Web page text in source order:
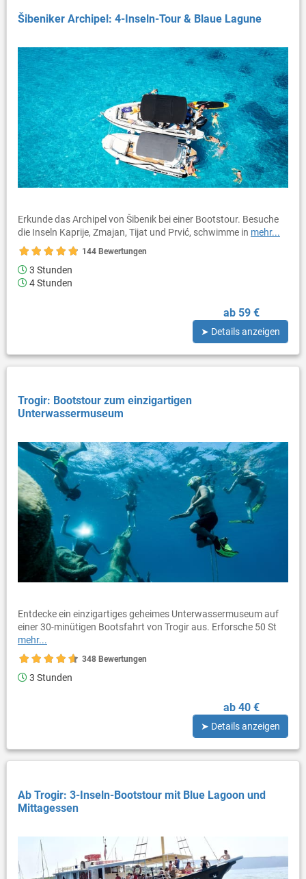
Šibeniker Archipel: 4-Inseln-Tour & Blaue Lagune
Erkunde das Archipel von Šibenik bei einer Bootstour. Besuche
die Inseln Kaprije, Zmajan, Tijat und Prvić, schwimme in mehr...
144 Bewertungen
3 Stunden
4 Stunden
ab 59 €
➤ Details anzeigen
Trogir: Bootstour zum einzigartigen
Unterwassermuseum
Entdecke ein einzigartiges geheimes Unterwassermuseum auf
einer 30-minütigen Bootsfahrt von Trogir aus. Erforsche 50 St
mehr...
348 Bewertungen
3 Stunden
ab 40 €
➤ Details anzeigen
Ab Trogir: 3-Inseln-Bootstour mit Blue Lagoon und
Mittagessen